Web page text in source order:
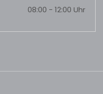
08:00 - 12:00 Uhr